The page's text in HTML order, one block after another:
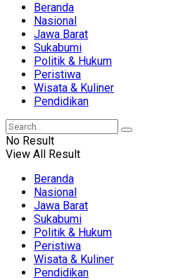
Beranda
Nasional
Jawa Barat
Sukabumi
Politik & Hukum
Peristiwa
Wisata & Kuliner
Pendidikan
No Result
View All Result
Beranda
Nasional
Jawa Barat
Sukabumi
Politik & Hukum
Peristiwa
Wisata & Kuliner
Pendidikan